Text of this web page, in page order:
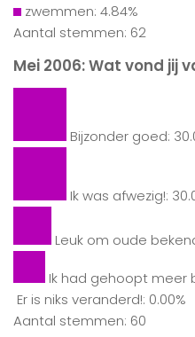
zwemmen: 4.84%
Aantal stemmen: 62
Mei 2006: Wat vond jij
Bijzonder goed:
Ik was afwezig!:
Leuk om oude
Ik had gehoopt meer
Er is niks veranderd!: 0.00%
Aantal stemmen: 60